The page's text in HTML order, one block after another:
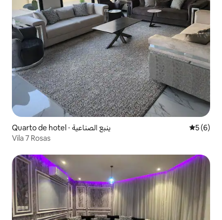
Quarto de hotel ⋅ ينبع الصناعية 5 de
5 (6)
Vila 7 Rosas